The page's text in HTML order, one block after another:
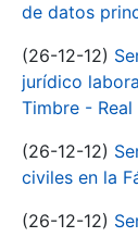
de datos
(26-12-12)
jurídico
Timbre -
(26-12-12)
civiles en la
(26-12-12)